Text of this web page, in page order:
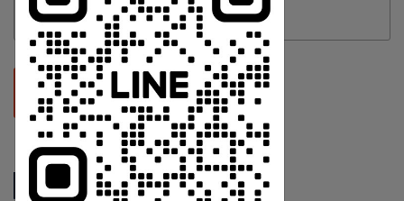
發表評論
相關新聞
中 華 超 傳 媒
Https://reurl.cc/adqW77